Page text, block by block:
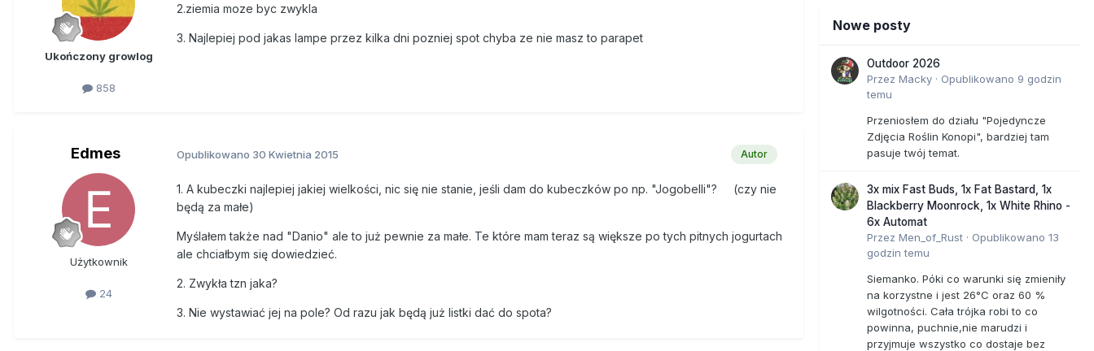
Ukończony growlog
858
2.ziemia moze byc zwykla
3. Najlepiej pod jakas lampe przez kilka dni pozniej spot chyba ze nie masz to parapet
Edmes
Użytkownik
24
Autor
Opublikowano 30 Kwietnia 2015
1. A kubeczki najlepiej jakiej wielkości, nic się nie stanie, jeśli dam do kubeczków po np. "Jogobelli"? (czy nie
będą za małe)
Myślałem także nad "Danio" ale to już pewnie za małe. Te które mam teraz są większe po tych pitnych jogurtach
ale chciałbym się dowiedzieć.
2. Zwykła tzn jaka?
3. Nie wystawiać jej na pole? Od razu jak będą już listki dać do spota?
Nowe posty
Outdoor 2026
Przez Macky · Opublikowano 9 godzin
temu
Przeniosłem do działu "Pojedyncze
Zdjęcia Roślin Konopi", bardziej tam
pasuje twój temat.
3x mix Fast Buds, 1x Fat Bastard, 1x
Blackberry Moonrock, 1x White Rhino -
6x Automat
Przez Men_of_Rust · Opublikowano 13
godzin temu
Siemanko. Póki co warunki się zmieniły
na korzystne i jest 26°C oraz 60 %
wilgotności. Cała trójka robi to co
powinna, puchnie,nie marudzi i
przyjmuje wszystko co dostaje bez